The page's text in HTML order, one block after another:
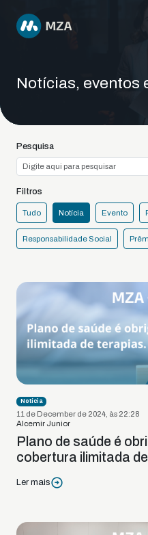
Notícias, eventos
Pesquisa
Filtros
Tudo Notícia Evento
Responsabilidade Social
Notícia
11 de December de 2024, às 22:28
Alcemir Junior
Plano de saúde é
cobertura ilimitada
Ler mais